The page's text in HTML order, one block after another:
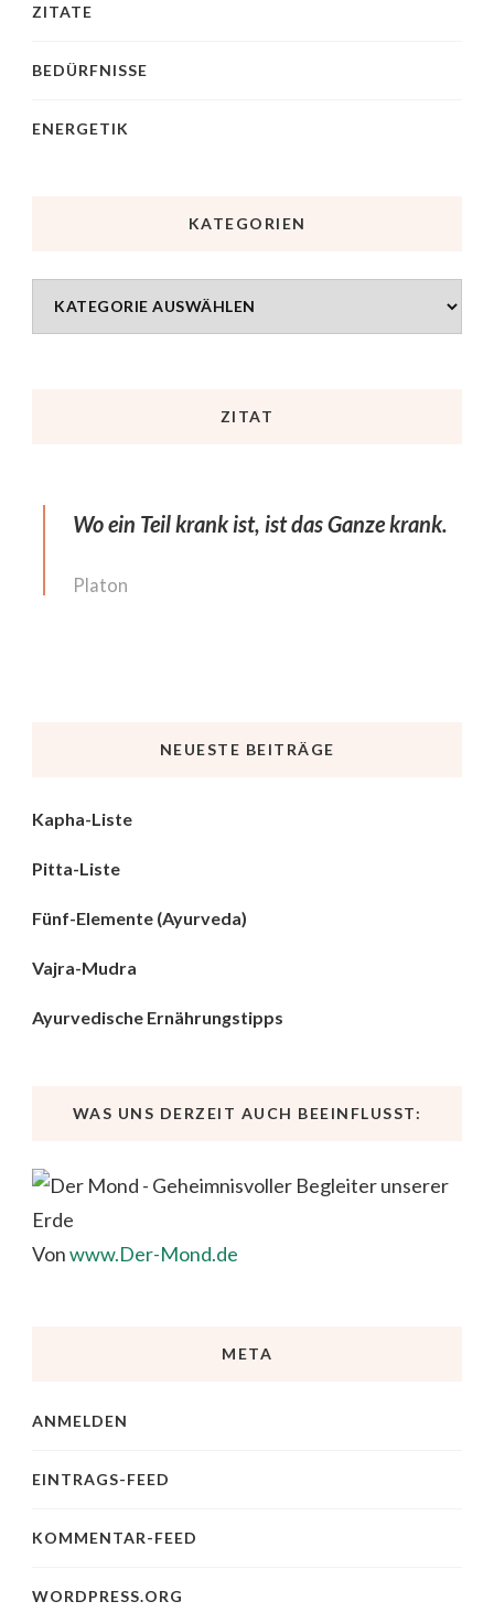
ZITATE
BEDÜRFNISSE
ENERGETIK
KATEGORIEN
ZITAT
Wo ein Teil krank ist, ist das Ganze krank.
Platon
NEUESTE BEITRÄGE
Kapha-Liste
Pitta-Liste
Fünf-Elemente (Ayurveda)
Vajra-Mudra
Ayurvedische Ernährungstipps
WAS UNS DERZEIT AUCH BEEINFLUSST:
Vonwww.Der-Mond.de
META
ANMELDEN
EINTRAGS-FEED
KOMMENTAR-FEED
WORDPRESS.ORG